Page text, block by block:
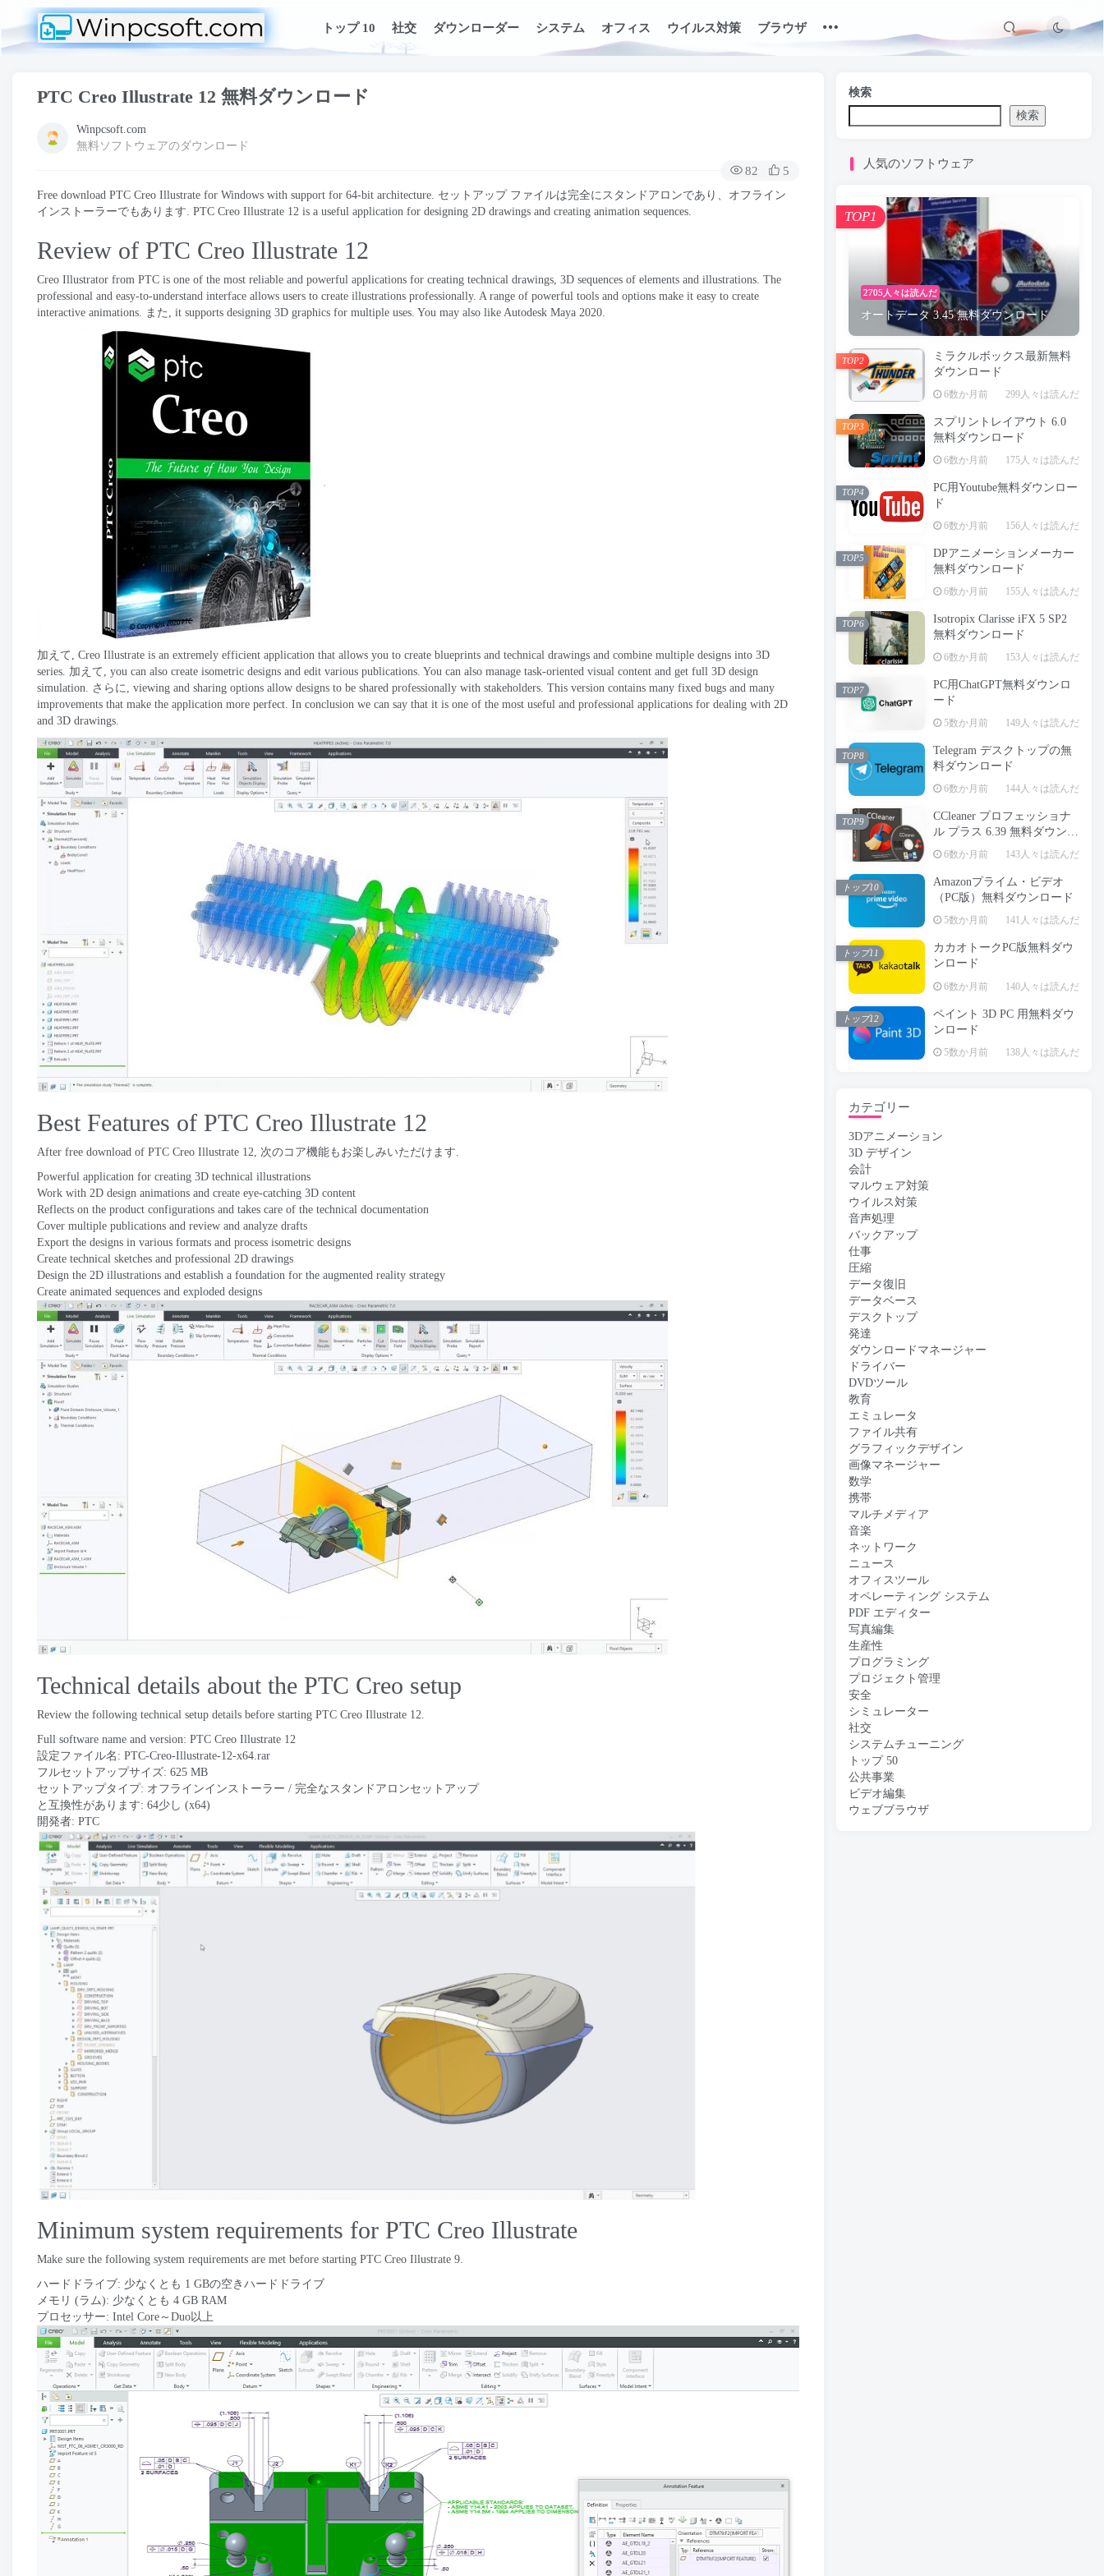
トップ 10 社交 ダウンローダー システム オフィス ウイルス対策 ブラウザ
PTC Creo Illustrate 12 無料ダウンロード
Winpcsoft.com
無料ソフトウェアのダウンロード
82 5
Free download PTC Creo Illustrate for Windows with support for 64-bit architecture. セットアップ ファイルは完全にスタンドアロンであり、オフライン
インストーラーでもあります. PTC Creo Illustrate 12 is a useful application for designing 2D drawings and creating animation sequences.
Review of PTC Creo Illustrate 12
Creo Illustrator from PTC is one of the most reliable and powerful applications for creating technical drawings, 3D sequences of elements and illustrations. The
professional and easy-to-understand interface allows users to create illustrations professionally. A range of powerful tools and options make it easy to create
interactive animations. また, it supports designing 3D graphics for multiple uses. You may also like Autodesk Maya 2020.
加えて, Creo Illustrate is an extremely efficient application that allows you to create blueprints and technical drawings and combine multiple designs into 3D
series. 加えて, you can also create isometric designs and edit various publications. You can also manage task-oriented visual content and get full 3D design
simulation. さらに, viewing and sharing options allow designs to be shared professionally with stakeholders. This version contains many fixed bugs and many
improvements that make the application more perfect. In conclusion we can say that it is one of the most useful and professional applications for dealing with 2D
and 3D drawings.
Best Features of PTC Creo Illustrate 12
After free download of PTC Creo Illustrate 12, 次のコア機能もお楽しみいただけます.
Powerful application for creating 3D technical illustrations
Work with 2D design animations and create eye-catching 3D content
Reflects on the product configurations and takes care of the technical documentation
Cover multiple publications and review and analyze drafts
Export the designs in various formats and process isometric designs
Create technical sketches and professional 2D drawings
Design the 2D illustrations and establish a foundation for the augmented reality strategy
Create animated sequences and exploded designs
Technical details about the PTC Creo setup
Review the following technical setup details before starting PTC Creo Illustrate 12.
Full software name and version: PTC Creo Illustrate 12
設定ファイル名: PTC-Creo-Illustrate-12-x64.rar
フルセットアップサイズ: 625 MB
セットアップタイプ: オフラインインストーラー / 完全なスタンドアロンセットアップ
と互換性があります: 64少し (x64)
開発者: PTC
Minimum system requirements for PTC Creo Illustrate
Make sure the following system requirements are met before starting PTC Creo Illustrate 9.
ハードドライブ: 少なくとも 1 GBの空きハードドライブ
メモリ (ラム): 少なくとも 4 GB RAM
プロセッサー: Intel Core～Duo以上
検索
検索
人気のソフトウェア
2705人々は読んだ
オートデータ 3.45 無料ダウンロード
TOP1
ミラクルボックス最新無料
ダウンロード
6数か月前 299人々は読んだ
TOP2
スプリントレイアウト 6.0
無料ダウンロード
6数か月前 175人々は読んだ
TOP3
PC用Youtube無料ダウンロー
ド
6数か月前 156人々は読んだ
TOP4
DPアニメーションメーカー
無料ダウンロード
6数か月前 155人々は読んだ
TOP5
Isotropix Clarisse iFX 5 SP2
無料ダウンロード
6数か月前 153人々は読んだ
TOP6
PC用ChatGPT無料ダウンロ
ード
5数か月前 149人々は読んだ
TOP7
Telegram デスクトップの無
料ダウンロード
6数か月前 144人々は読んだ
TOP8
CCleaner プロフェッショナ
ル プラス 6.39 無料ダウンロ
ード
6数か月前 143人々は読んだ
TOP9
Amazonプライム・ビデオ
（PC版）無料ダウンロード
5数か月前 141人々は読んだ
トップ10
カカオトークPC版無料ダウ
ンロード
6数か月前 140人々は読んだ
トップ11
ペイント 3D PC 用無料ダウ
ンロード
5数か月前 138人々は読んだ
トップ12
カテゴリー
3Dアニメーション
3D デザイン
会計
マルウェア対策
ウイルス対策
音声処理
バックアップ
仕事
圧縮
データ復旧
データベース
デスクトップ
発達
ダウンロードマネージャー
ドライバー
DVDツール
教育
エミュレータ
ファイル共有
グラフィックデザイン
画像マネージャー
数学
携帯
マルチメディア
音楽
ネットワーク
ニュース
オフィスツール
オペレーティング システム
PDF エディター
写真編集
生産性
プログラミング
プロジェクト管理
安全
シミュレーター
社交
システムチューニング
トップ 50
公共事業
ビデオ編集
ウェブブラウザ